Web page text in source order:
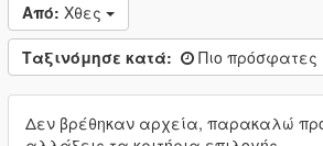
Από: Χθες
Ταξινόμησε κατά: Πιο πρόσφατες
Δεν βρέθηκαν αρχεία, παρακαλώ